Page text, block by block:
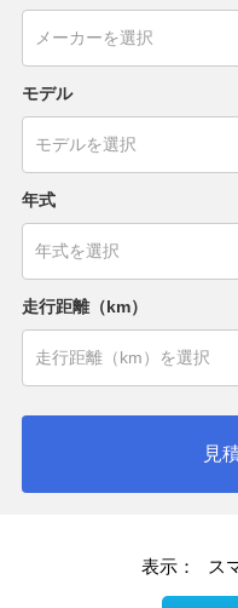
モデル
年式
走行距離（km）
見
表示： ス